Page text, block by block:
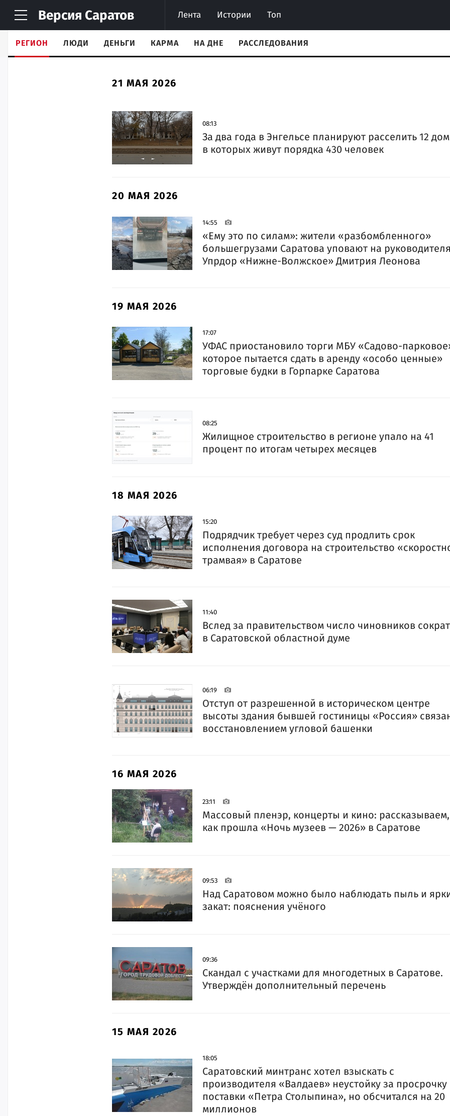
Версия Саратов Лента Истории Топ
РЕГИОН ЛЮДИ ДЕНЬГИ КАРМА НА ДНЕ РАССЛЕДОВАНИЯ
21 МАЯ 2026
08:13
За два года в Энгельсе планируют расселить 12
в которых живут порядка 430 человек
20 МАЯ 2026
14:55
«Ему это по силам»: жители «разбомбленного»
большегрузами Саратова уповают на
Упрдор «Нижне-Волжское» Дмитрия Леонова
19 МАЯ 2026
17:07
УФАС приостановило торги МБУ «Садово-
которое пытается сдать в аренду «особо ценные»
торговые будки в Горпарке Саратова
08:25
Жилищное строительство в регионе упало на 41
процент по итогам четырех месяцев
18 МАЯ 2026
15:20
Подрядчик требует через суд продлить срок
исполнения договора на строительство
трамвая» в Саратове
11:40
Вслед за правительством число чиновников
в Саратовской областной думе
06:19
Отступ от разрешенной в историческом центре
высоты здания бывшей гостиницы «Россия»
восстановлением угловой башенки
16 МАЯ 2026
23:11
Массовый пленэр, концерты и кино: рассказываем,
как прошла «Ночь музеев — 2026» в Саратове
09:53
Над Саратовом можно было наблюдать пыль и
закат: пояснения учёного
09:36
Скандал с участками для многодетных в Саратове.
Утверждён дополнительный перечень
15 МАЯ 2026
18:05
Саратовский минтранс хотел взыскать с
производителя «Валдаев» неустойку за просрочку
поставки «Петра Столыпина», но обсчитался на 20
миллионов